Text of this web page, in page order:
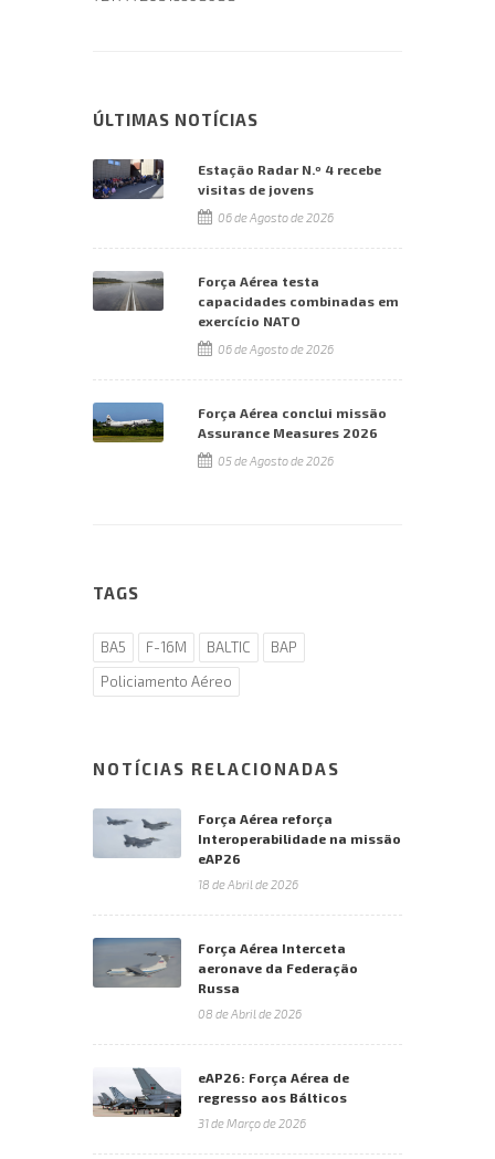
ÚLTIMAS NOTÍCIAS
Estação Radar N.º 4 recebe
visitas de jovens
06 de Agosto de 2026
Força Aérea testa
capacidades combinadas em
exercício NATO
06 de Agosto de 2026
Força Aérea conclui missão
Assurance Measures 2026
05 de Agosto de 2026
TAGS
BA5 F-16M BALTIC
BAP
Policiamento Aéreo
NOTÍCIAS RELACIONADAS
Força Aérea reforça
Interoperabilidade na missão
eAP26
18 de Abril de 2026
Força Aérea Interceta
aeronave da Federação
Russa
08 de Abril de 2026
eAP26: Força Aérea de
regresso aos Bálticos
31 de Março de 2026